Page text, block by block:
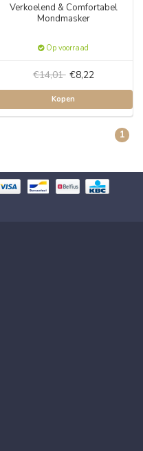
Verkoelend & Comfortabel
Mondmasker
Op voorraad
€14,01 €8,22
Kopen
1